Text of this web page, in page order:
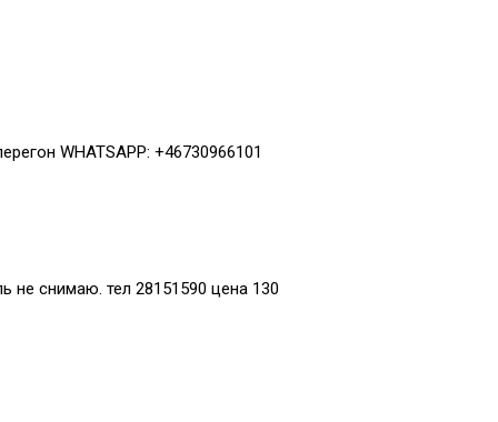
WHATSAPP: +46730966101
не снимаю. тел 28151590 цена 130